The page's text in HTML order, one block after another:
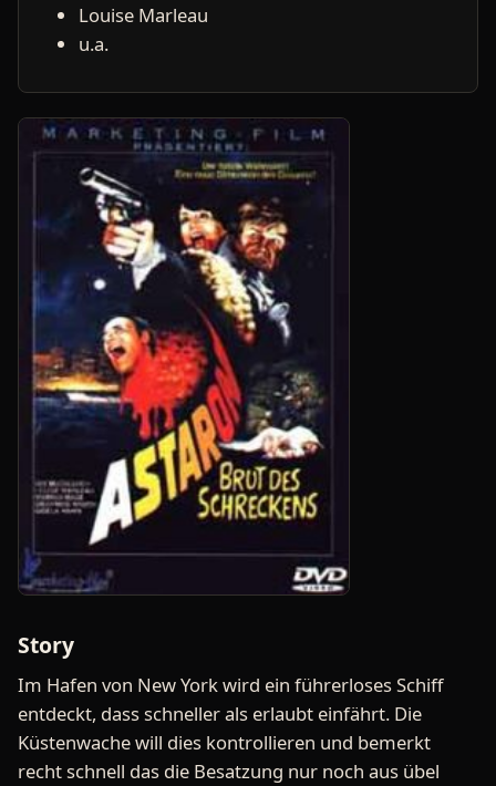
Louise Marleau
u.a.
Story
Im Hafen von New York wird ein führerloses Schiff
entdeckt, dass schneller als erlaubt einfährt. Die
Küstenwache will dies kontrollieren und bemerkt
recht schnell das die Besatzung nur noch aus übel